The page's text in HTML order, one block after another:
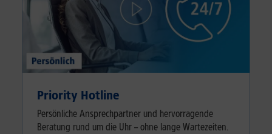
Priority Hotline
Persönliche Ansprechpartner und hervorragende
Beratung rund um die Uhr – ohne lange Wartezeiten.